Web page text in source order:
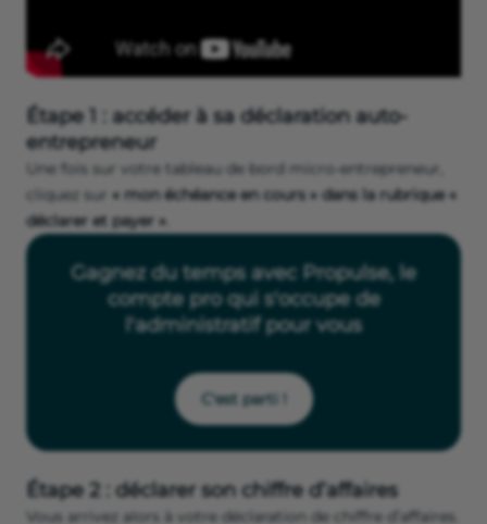
Étape 1 : accéder à sa déclaration auto-
entrepreneur
Une fois sur votre tableau de bord micro-entrepreneur,
cliquez sur « mon échéance en cours » dans la rubrique «
déclarer et payer »
Gagnez du temps avec Propulse, le
compte pro qui s'occupe de
l'administratif pour vous
C'est parti !
Étape 2 : déclarer son chiffre d’affaires
Vous arrivez alors à votre déclaration de chiffre d’affaires.